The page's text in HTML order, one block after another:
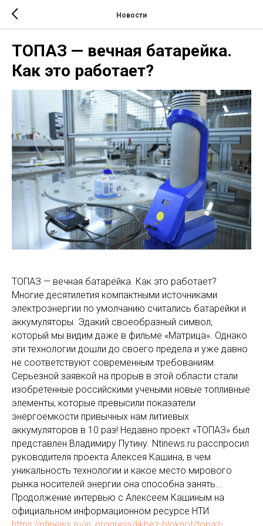
Новости
ТОПАЗ — вечная батарейка.
Как это работает?
ТОПАЗ — вечная батарейка. Как это работает?
Многие десятилетия компактными источниками
электроэнергии по умолчанию считались батарейки и
аккумуляторы. Эдакий своеобразный символ,
который мы видим даже в фильме «Матрица». Однако
эти технологии дошли до своего предела и уже давно
не соответствуют современным требованиям.
Серьезной заявкой на прорыв в этой области стали
изобретенные российскими учеными новые топливные
элементы, которые превысили показатели
энергоемкости привычных нам литиевых
аккумуляторов в 10 раз! Недавно проект «ТОПАЗ» был
представлен Владимиру Путину. Ntinews.ru расспросил
руководителя проекта Алексея Кашина, в чем
уникальность технологии и какое место мирового
рынка носителей энергии она способна занять...
Продолжение интервью c Алексеем Кашиным на
официальном информационном ресурсе НТИ